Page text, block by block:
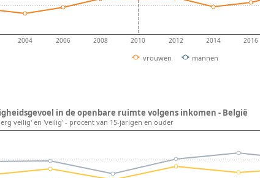
2004 2006 2008 2010 2012 2014 2016
vrouwen mannen
in de openbare ruimte volgens inkomen - België
veilig' en 'veilig' - procent van 15-jarigen en ouder